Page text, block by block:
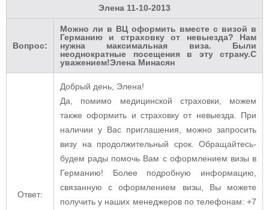
Элена 11-10-2013
Вопрос:
Можно ли в ВЦ оформить вместе с визой в
Германию и страховку от невыезда? Нам
нужна максимальная виза. Были
неоднократные посещения в эту страну.С
уважением!Элена Минасян
Ответ:
Добрый день, Элена!
Да, помимо медицинской страховки, можем
также оформить и страховку от невыезда. При
наличии у Вас приглашения, можно запросить
визу на продолжительный срок. Обращайтесь-
будем рады помочь Вам с оформлением визы в
Германию! Более подробную информацию,
связанную с оформлением визы, Вы можете
получить у наших менеджеров по телефонам: +7